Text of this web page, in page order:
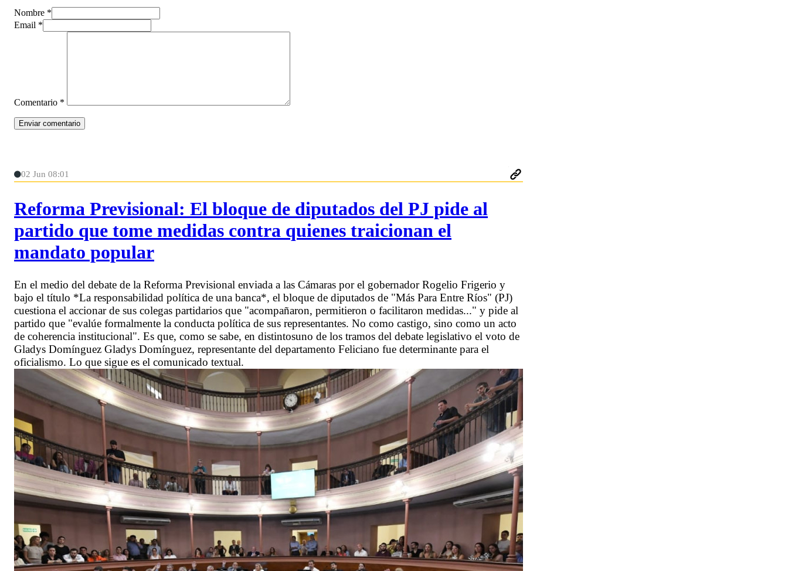
Nombre *
Email *
Comentario *
02 Jun 08:01
Reforma Previsional: El bloque de diputados del PJ pide al
partido que tome medidas contra quienes traicionan el
mandato popular
En el medio del debate de la Reforma Previsional enviada a las Cámaras por el gobernador Rogelio Frigerio y
bajo el título *La responsabilidad política de una banca*, el bloque de diputados de "Más Para Entre Ríos" (PJ)
cuestiona el accionar de sus colegas partidarios que "acompañaron, permitieron o facilitaron medidas..." y pide al
partido que "evalúe formalmente la conducta política de sus representantes. No como castigo, sino como un acto
de coherencia institucional". Es que, como se sabe, en distintosuno de los tramos del debate legislativo el voto de
Gladys Domínguez Gladys Domínguez, representante del departamento Feliciano fue determinante para el
oficialismo. Lo que sigue es el comunicado textual.